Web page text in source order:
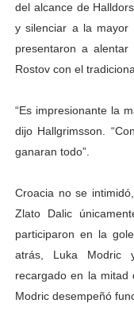
del alcance de
y silenciar a la mayor
presentaron a
Rostov con el
“Es impresionante la
dijo Hallgrimsson.
ganaran todo”.
Croacia no se
Zlato Dalic
participaron en la
atrás, Luka Modric
recargado en la mitad
Modric desempeñó